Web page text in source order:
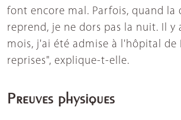
font encore mal. Parfois, quand la
reprend, je ne dors pas la nuit. Il y
mois, j'ai été admise à l'hôpital de
reprises", explique-t-elle.
Preuves physiques